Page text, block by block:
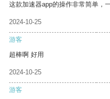
这款加速器app的操作非常简单，
2024-10-25
游客
超棒啊 好用
2024-10-25
游客